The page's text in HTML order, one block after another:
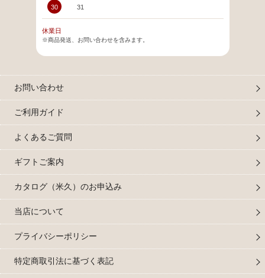
30 31
休業日
※商品発送、お問い合わせを含みます。
お問い合わせ
ご利用ガイド
よくあるご質問
ギフトご案内
カタログ（米久）のお申込み
当店について
プライバシーポリシー
特定商取引法に基づく表記